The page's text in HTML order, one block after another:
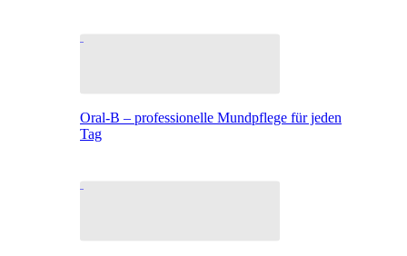
Oral-B – professionelle Mundpflege für jeden
Tag